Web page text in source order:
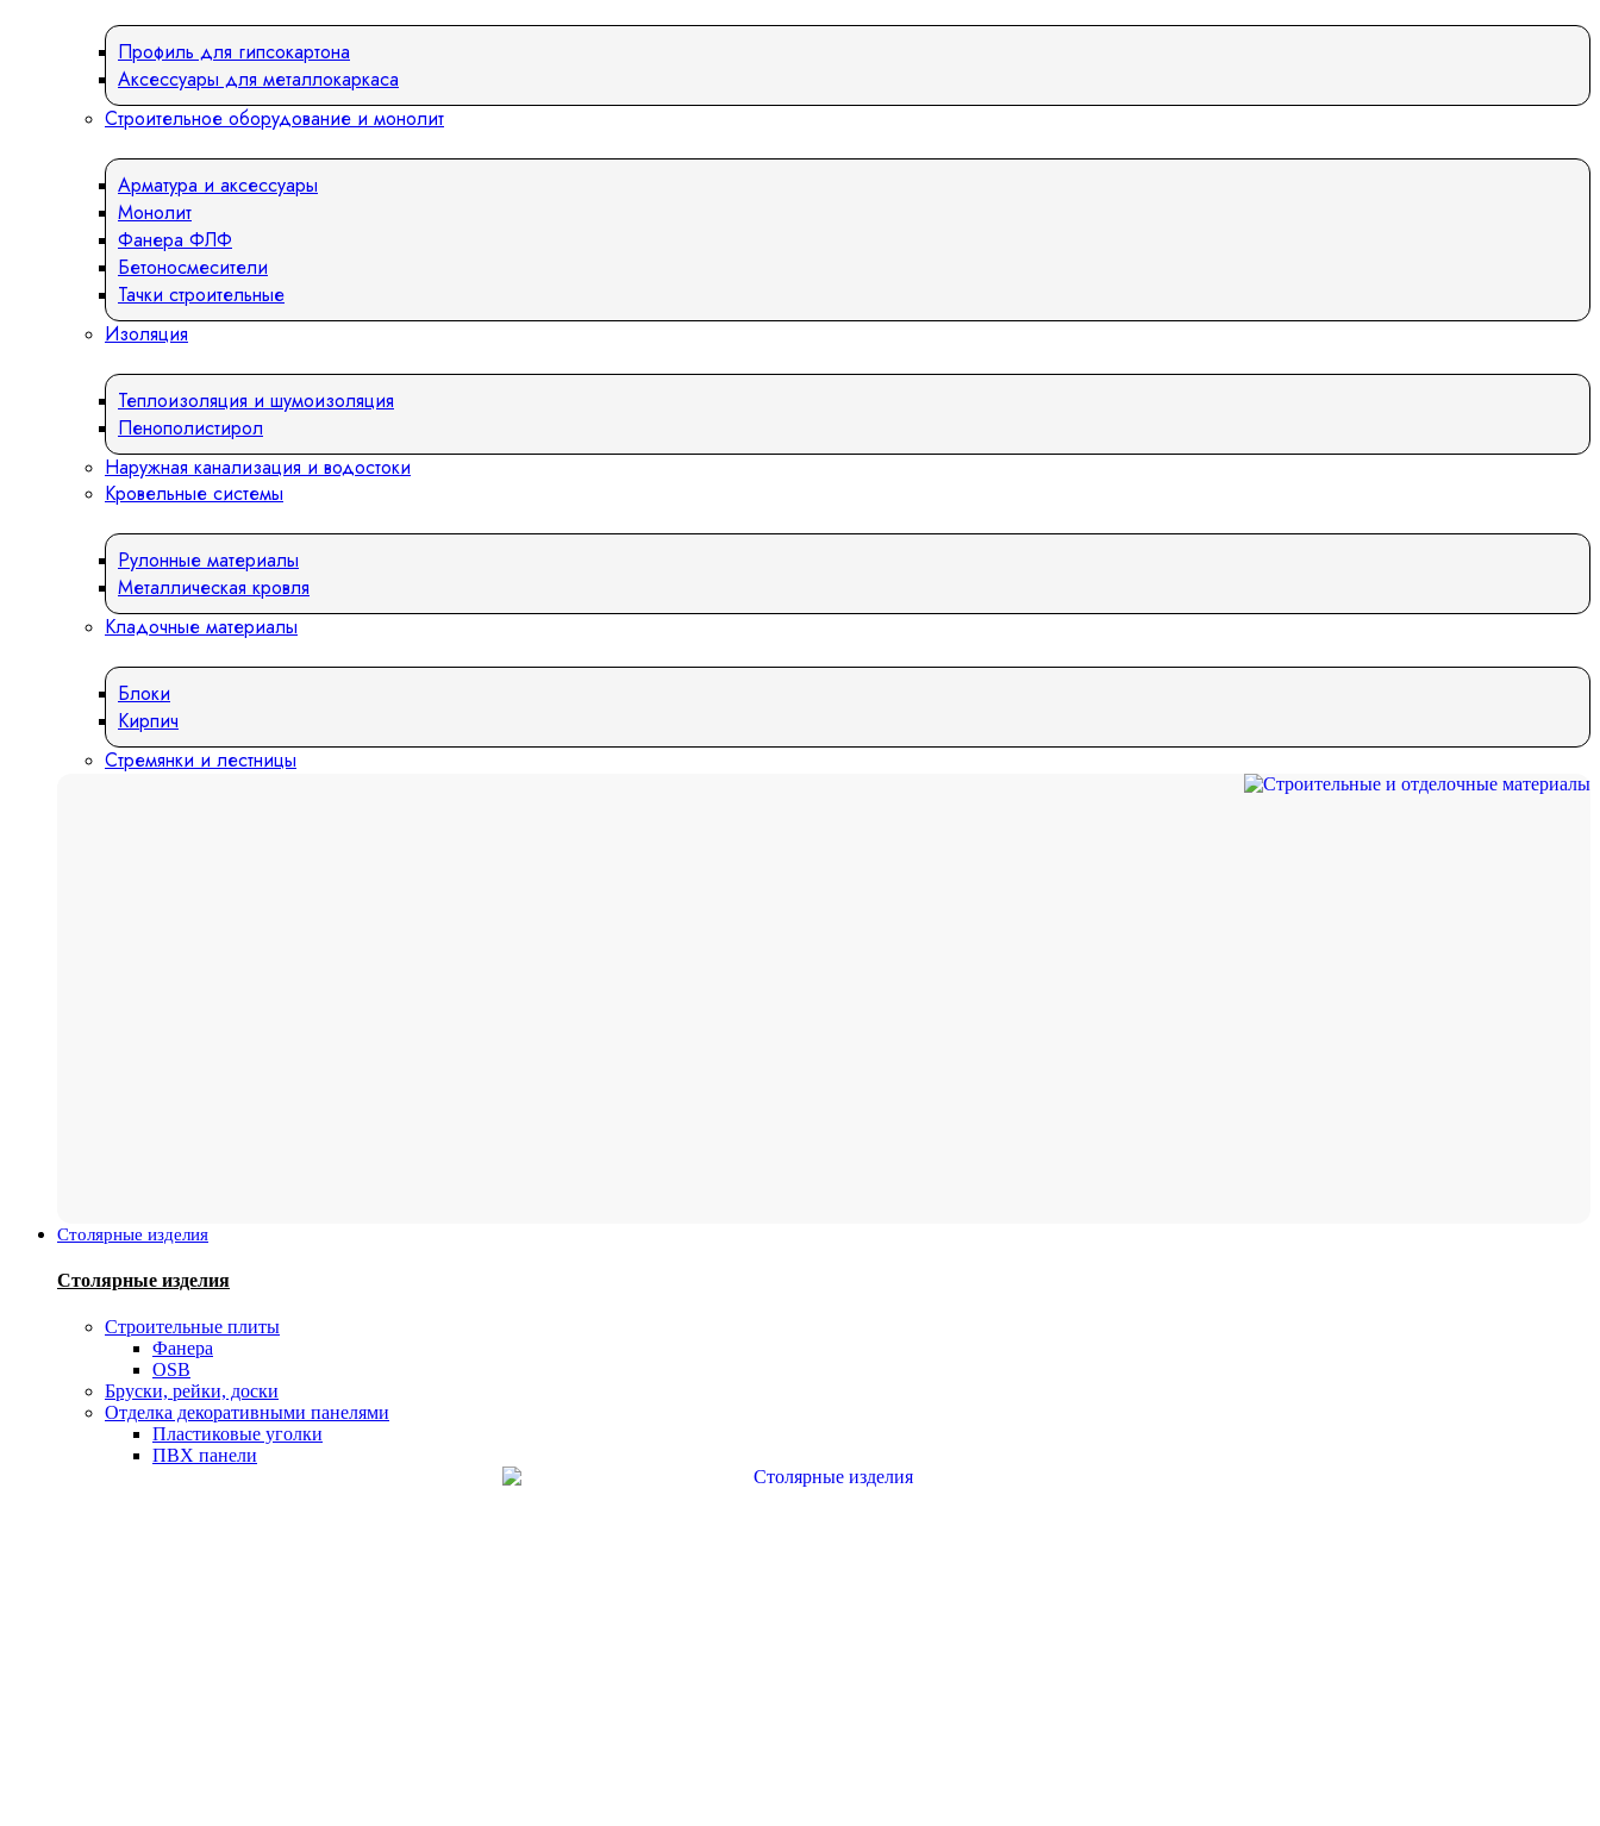
Профиль для гипсокартона
Аксессуары для металлокаркаса
Строительное оборудование и монолит
Арматура и аксессуары
Монолит
Фанера ФЛФ
Бетоносмесители
Тачки строительные
Изоляция
Теплоизоляция и шумоизоляция
Пенополистирол
Наружная канализация и водостоки
Кровельные системы
Рулонные материалы
Металлическая кровля
Кладочные материалы
Блоки
Кирпич
Стремянки и лестницы
Столярные изделия
Столярные изделия
Строительные плиты
Фанера
OSB
Бруски, рейки, доски
Отделка декоративными панелями
Пластиковые уголки
ПВХ панели